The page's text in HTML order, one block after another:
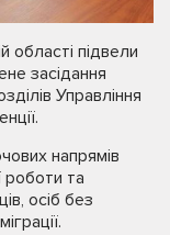
області підвели
засідання
Управління
напрямів
роботи та
осіб без